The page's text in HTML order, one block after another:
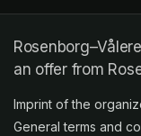
an offer from
Imprint of the
General terms and